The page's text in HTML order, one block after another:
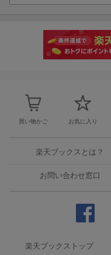
買い物かご お気に入り
楽天ブックスとは？
お問い合わせ窓口
楽天ブックストップ